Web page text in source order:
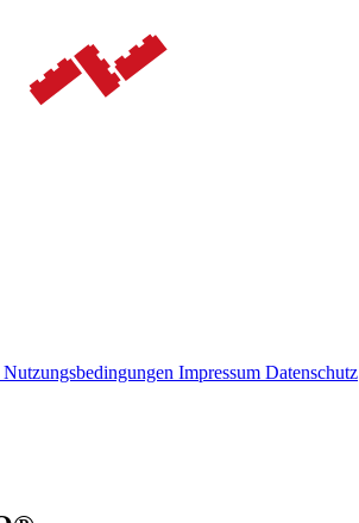
Nutzungsbedingungen Impressum Datenschutz